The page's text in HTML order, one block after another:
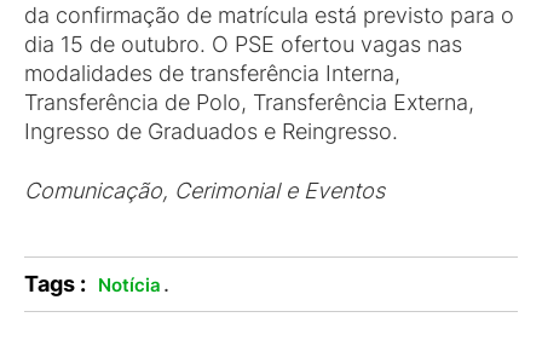
da confirmação de matrícula está previsto para o
dia 15 de outubro. O PSE ofertou vagas nas
modalidades de transferência Interna,
Transferência de Polo, Transferência Externa,
Ingresso de Graduados e Reingresso.
Comunicação, Cerimonial e Eventos
Tags : Notícia .